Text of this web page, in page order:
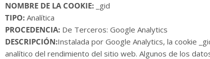
NOMBRE DE LA COOKIE: _gid
TIPO: Analítica
PROCEDENCIA: De Terceros: Google Analytics
DESCRIPCIÓN:Instalada por Google Analytics, la cookie
analítico del rendimiento del sitio web. Algunos de los